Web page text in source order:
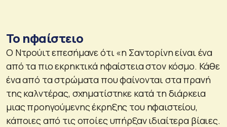
Το ηφαίστειο
Ο Ντρούιτ επεσήμανε ότι «η Σαντορίνη είναι ένα
από τα πιο εκρηκτικά ηφαίστεια στον κόσμο. Κάθε
ένα από τα στρώματα που φαίνονται στα πρανή
της καλντέρας, σχηματίστηκε κατά τη διάρκεια
μιας προηγούμενης έκρηξης του ηφαιστείου,
κάποιες από τις οποίες υπήρξαν ιδιαίτερα βίαιες.